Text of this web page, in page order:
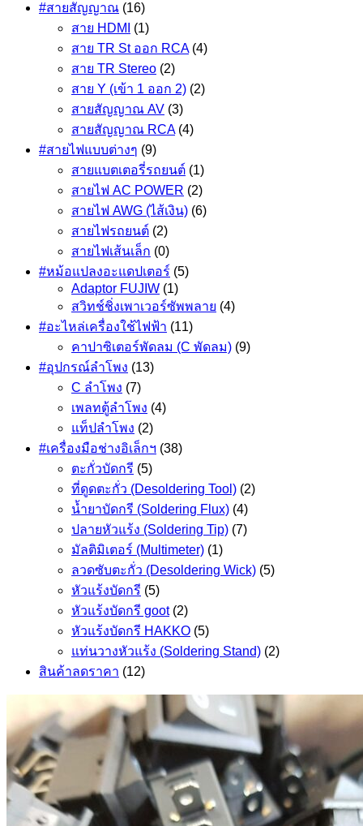
#สายสัญญาณ (16)
สาย HDMI
(1)
สาย TR St ออก RCA (4)
สาย TR Stereo (2)
สาย Y (เข้า 1 ออก 2) (2)
สายสัญญาณ AV (3)
สายสัญญาณ RCA (4)
#สายไฟแบบต่างๆ (9)
สายแบตเตอรี่รถยนต์ (1)
สายไฟ AC POWER (2)
สายไฟ AWG (ไส้เงิน) (6)
สายไฟรถยนต์ (2)
สายไฟเส้นเล็ก (0)
#หม้อแปลงอะแดปเตอร์ (5)
Adaptor FUJIW (1)
สวิทช์ชิ่งเพาเวอร์ซัพพลาย (4)
#อะไหล่เครื่องใช้ไฟฟ้า (11)
คาปาซิเตอร์พัดลม (C พัดลม) (9)
#อุปกรณ์ลำโพง (13)
C ลำโพง (7)
เพลทตู้ลำโพง (4)
แท็ปลำโพง (2)
#เครื่องมือช่างอิเล็กฯ (38)
ตะกั่วบัดกรี (5)
ที่ดูดตะกั่ว (Desoldering Tool) (2)
น้ำยาบัดกรี (Soldering Flux) (4)
ปลายหัวแร้ง (Soldering Tip) (7)
มัลติมิเตอร์ (Multimeter) (1)
ลวดซับตะกั่ว (Desoldering Wick) (5)
หัวแร้งบัดกรี (5)
หัวแร้งบัดกรี goot (2)
หัวแร้งบัดกรี HAKKO (5)
แท่นวางหัวแร้ง (Soldering Stand) (2)
สินค้าลดราคา (12)